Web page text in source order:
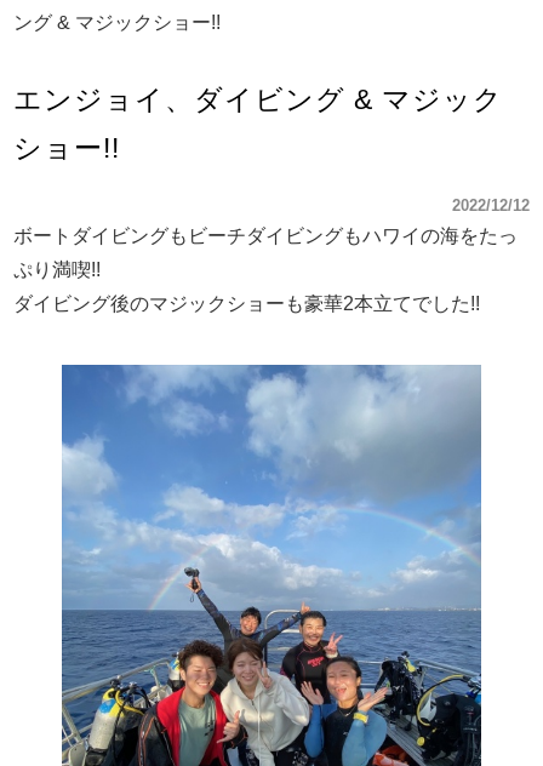
ング & マジックショー!!
エンジョイ、ダイビング & マジック
ショー!!
2022/12/12
ボートダイビングもビーチダイビングもハワイの海をたっ
ぷり満喫!!
ダイビング後のマジックショーも豪華2本立てでした!!